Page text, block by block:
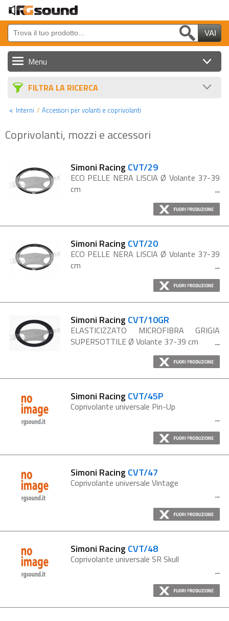
Menu
Sorgenti, Monitor e GPS
Cavi e Accessori
Auto Tuning
Strumenti DJ e Home Cinema
FILTRA LA RICERCA
Interni Accessori per volanti e coprivolanti
Coprivolanti, mozzi e accessori
Simoni Racing CVT/29
ECO PELLE NERA LISCIA Ø Volante 37-39
cm
Simoni Racing CVT/20
ECO PELLE NERA LISCIA Ø Volante 37-39
cm
Simoni Racing CVT/10GR
ELASTICIZZATO MICROFIBRA GRIGIA
SUPERSOTTILE Ø Volante 37-39 cm
Simoni Racing CVT/45P
Coprivolante universale Pin-Up
Simoni Racing CVT/47
Coprivolante universale Vintage
Simoni Racing CVT/48
Coprivolante universale SR Skull